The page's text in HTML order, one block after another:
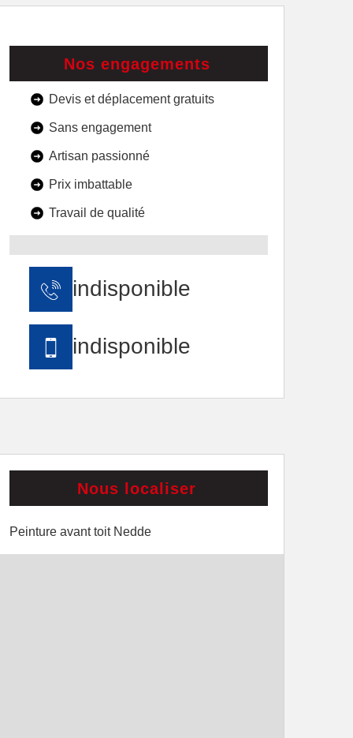
Nos engagements
Devis et déplacement gratuits
Sans engagement
Artisan passionné
Prix imbattable
Travail de qualité
indisponible
indisponible
Nous localiser
Peinture avant toit Nedde